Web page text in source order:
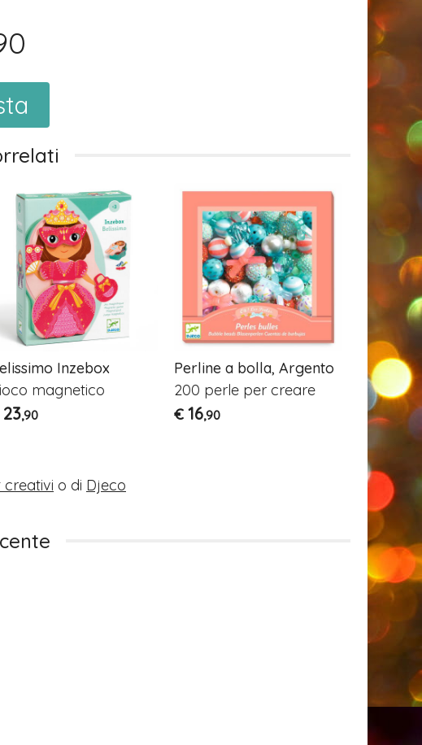
Inzebox
magnetico
23,90
Perline a bolla, Argento
200 perle per creare
€ 16,90
Perline
Argento
1.000
16,90
creativi o di Djeco